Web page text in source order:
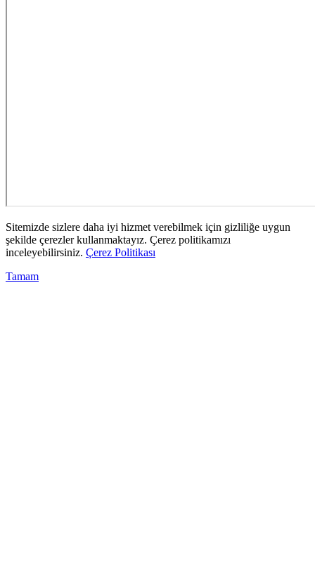
Sitemizde sizlere daha iyi hizmet verebilmek için gizliliğe uygun
şekilde çerezler kullanmaktayız. Çerez politikamızı
inceleyebilirsiniz. Çerez Politikası
Tamam